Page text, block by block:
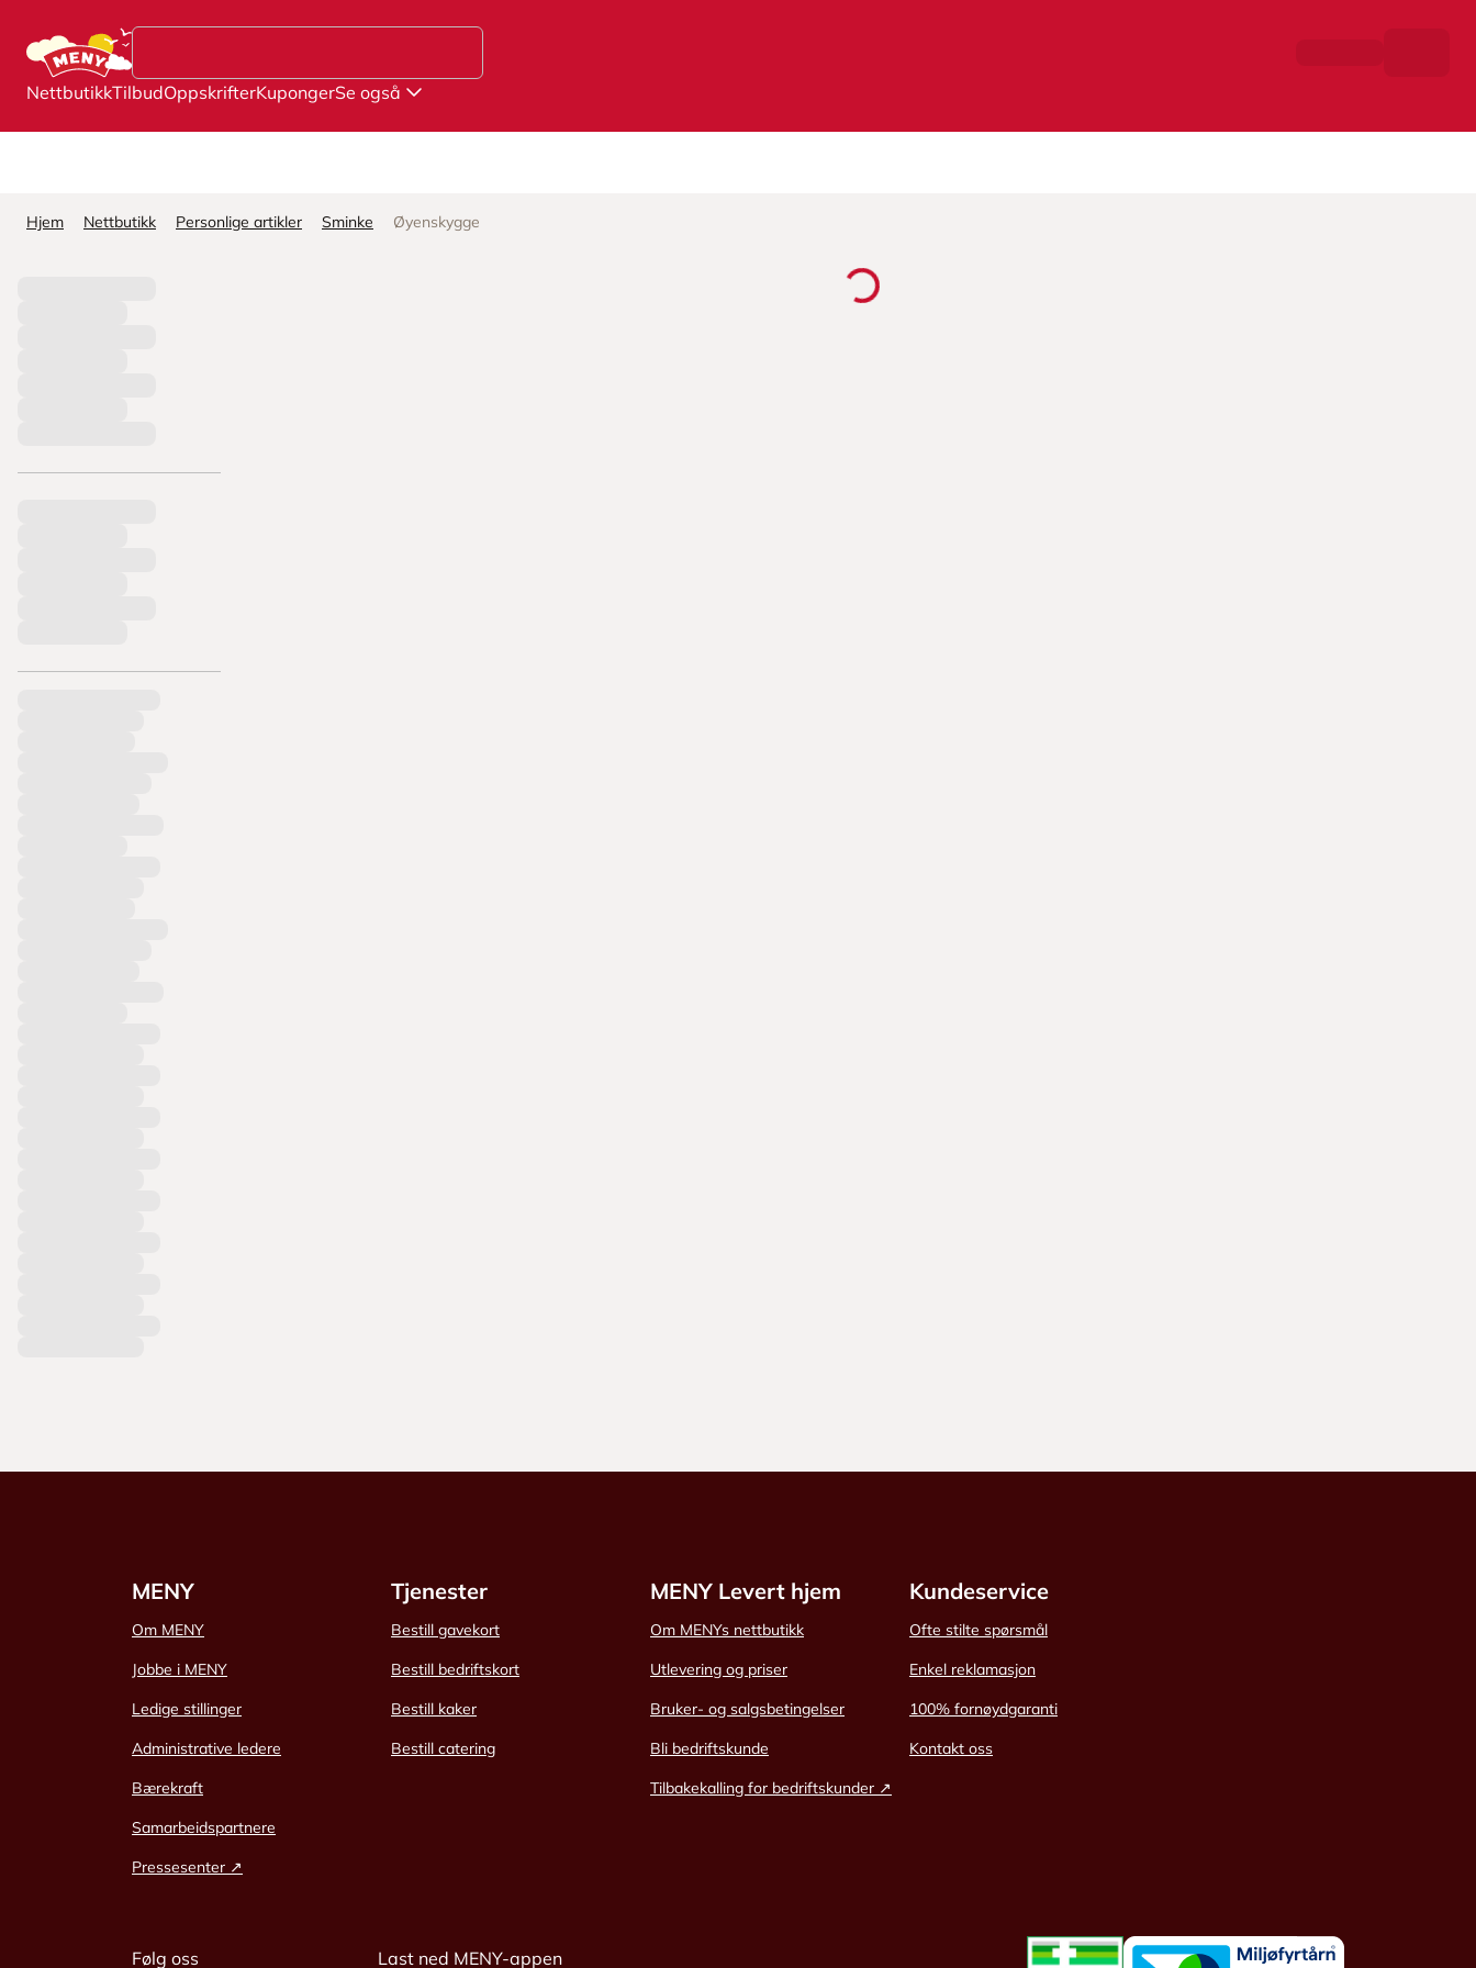
NettbutikkTilbudOppskrifterKupongerSe også
Hjem Nettbutikk Personlige artikler Sminke Øyenskygge
MENY
Om MENY
Jobbe i MENY
Ledige stillinger
Administrative ledere
Bærekraft
Samarbeidspartnere
Pressesenter ↗
Tjenester
Bestill gavekort
Bestill bedriftskort
Bestill kaker
Bestill catering
MENY Levert hjem
Om MENYs nettbutikk
Utlevering og priser
Bruker- og salgsbetingelser
Bli bedriftskunde
Tilbakekalling for bedriftskunder ↗
Kundeservice
Ofte stilte spørsmål
Enkel reklamasjon
100% fornøydgaranti
Kontakt oss
Følg oss Last ned MENY-appen